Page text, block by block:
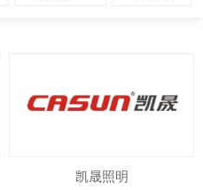
凯晟照明